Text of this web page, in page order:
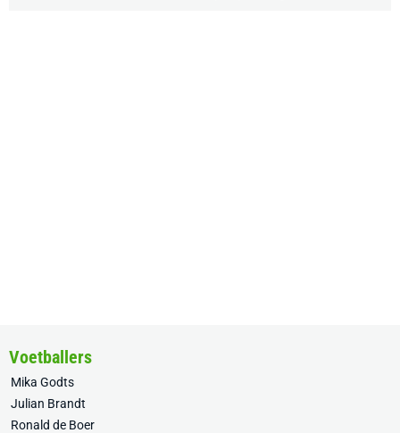
Voetballers
Mika Godts
Julian Brandt
Ronald de Boer